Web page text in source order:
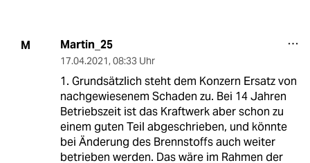
M Martin_25
17.04.2021, 08:33 Uhr
1. Grundsätzlich steht dem Konzern Ersatz von
nachgewiesenem Schaden zu. Bei 14 Jahren
Betriebszeit ist das Kraftwerk aber schon zu
einem guten Teil abgeschrieben, und könnte
bei Änderung des Brennstoffs auch weiter
betrieben werden. Das wäre im Rahmen der